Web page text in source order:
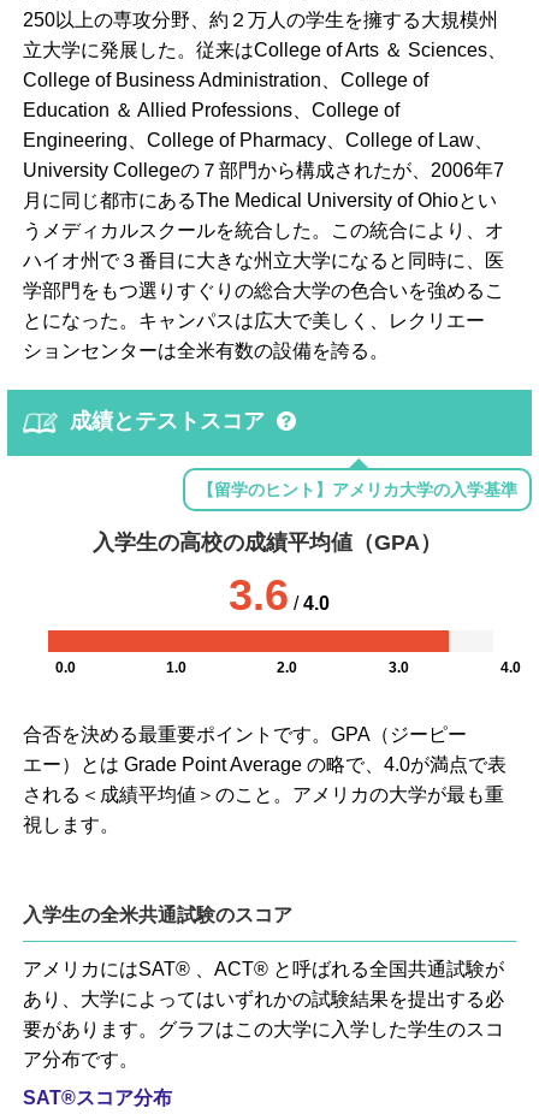
250以上の専攻分野、約２万人の学生を擁する大規模州
立大学に発展した。従来はCollege of Arts ＆ Sciences、
College of Business Administration、College of
Education ＆ Allied Professions、College of
Engineering、College of Pharmacy、College of Law、
University Collegeの７部門から構成されたが、2006年7
月に同じ都市にあるThe Medical University of Ohioとい
うメディカルスクールを統合した。この統合により、オ
ハイオ州で３番目に大きな州立大学になると同時に、医
学部門をもつ選りすぐりの総合大学の色合いを強めるこ
とになった。キャンパスは広大で美しく、レクリエー
ションセンターは全米有数の設備を誇る。
成績とテストスコア
【留学のヒント】アメリカ大学の入学基準
入学生の高校の成績平均値（GPA）
3.6 /4.0
0.0 1.0 2.0 3.0 4.0
合否を決める最重要ポイントです。GPA（ジーピー
エー）とは Grade Point Average の略で、4.0が満点で表
される＜成績平均値＞のこと。アメリカの大学が最も重
視します。
入学生の全米共通試験のスコア
アメリカにはSAT® 、ACT® と呼ばれる全国共通試験が
あり、大学によってはいずれかの試験結果を提出する必
要があります。グラフはこの大学に入学した学生のスコ
ア分布です。
SAT®スコア分布